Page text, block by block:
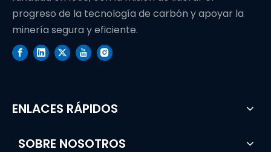
progreso de la tecnología de carbón y apoyar la
minería segura y eficiente.
ENLACES RÁPIDOS
SOBRE NOSOTROS